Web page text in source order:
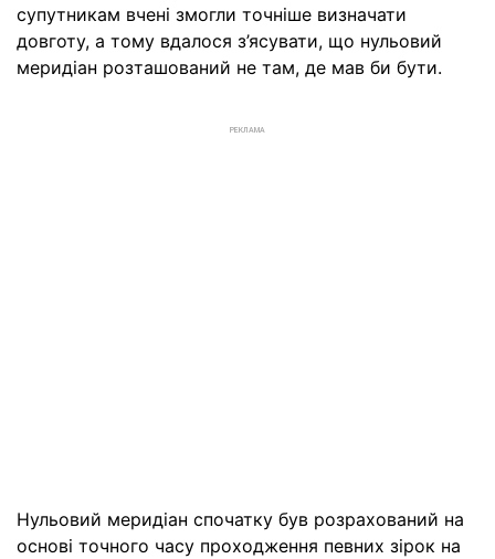
супутникам вчені змогли точніше визначати
довготу, а тому вдалося з’ясувати, що нульовий
меридіан розташований не там, де мав би бути.
РЕКЛАМА
Нульовий меридіан спочатку був розрахований на
основі точного часу проходження певних зірок на